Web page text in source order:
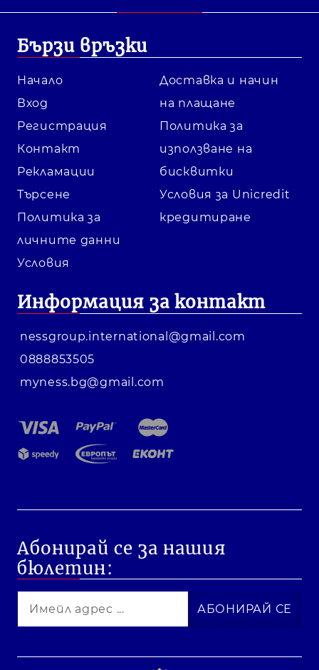
Бързи връзки
Начало
Вход
Регистрация
Контакт
Рекламации
Търсене
Политика за
личните данни
Условия
Доставка и начин
на плащане
Политика за
използване на
бисквитки
Условия за Unicredit
кредитиране
Информация за контакт
nessgroup.international@gmail.com
0888853505
myness.bg@gmail.com
Абонирай се за нашия
бюлетин: